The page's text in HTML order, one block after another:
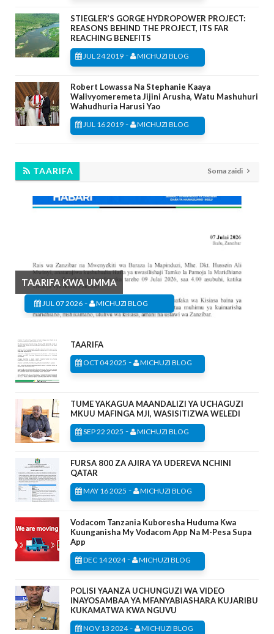
STIEGLER’S GORGE HYDROPOWER PROJECT:
REASONS BEHIND THE PROJECT, ITS FAR
REACHING BENEFITS
JUL 24 2019 - MICHUZI BLOG
Robert Lowassa Na Stephanie Kaaya
Walivyomeremeta Jijini Arusha, Watu Mashuhuri
Wahudhuria Harusi Yao
JUL 16 2019 - MICHUZI BLOG
TAARIFA Soma zaidi
TAARIFA KWA UMMA
JUL 07 2026 - MICHUZI BLOG
TAARIFA
OCT 04 2025 - MICHUZI BLOG
TUME YAKAGUA MAANDALIZI YA UCHAGUZI
MKUU MAFINGA MJI, WASISITIZWA WELEDI
SEP 22 2025 - MICHUZI BLOG
FURSA 800 ZA AJIRA YA UDEREVA NCHINI
QATAR
MAY 16 2025 - MICHUZI BLOG
Vodacom Tanzania Kuboresha Huduma Kwa
Kuunganisha My Vodacom App Na M-Pesa Supa
App
DEC 14 2024- MICHUZI BLOG
POLISI YAANZA UCHUNGUZI WA VIDEO
INAYOSAMBAA YA MFANYABIASHARA KUJARIBU
KUKAMATWA KWA NGUVU
NOV 13 2024- MICHUZI BLOG